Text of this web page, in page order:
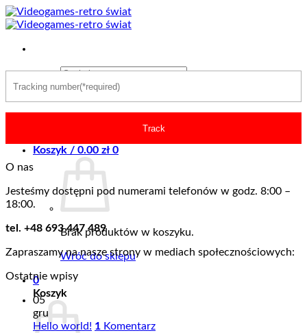
Przewiń
do
Szukaj:
Koszyk / 0.00 zł 0
Brak produktów w koszyku.
Wróć do sklepu
0
Koszyk
Track
O nas
Jesteśmy dostępni pod numerami telefonów w godz. 8:00 –
18:00.
tel. +48 693 447 489
Zapraszamy na nasze strony w mediach społecznościowych:
Ostatnie wpisy
05
gru
Hello world! 1 Komentarz